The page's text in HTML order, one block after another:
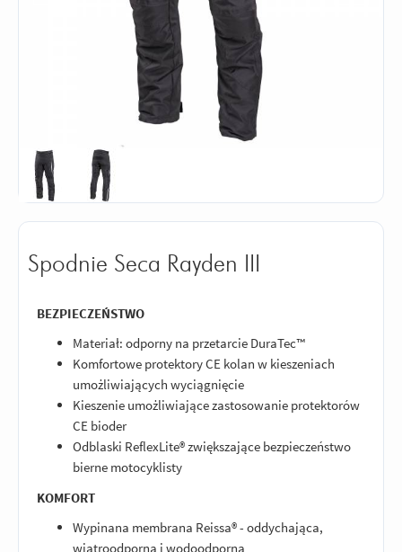
Spodnie Seca Rayden III
BEZPIECZEŃSTWO
Materiał: odporny na przetarcie DuraTec™
Komfortowe protektory CE kolan w kieszeniach
umożliwiających wyciągnięcie
Kieszenie umożliwiające zastosowanie protektorów
CE bioder
Odblaski ReflexLite® zwiększające bezpieczeństwo
bierne motocyklisty
KOMFORT
Wypinana membrana Reissa® - oddychająca,
wiatroodporna i wodoodporna